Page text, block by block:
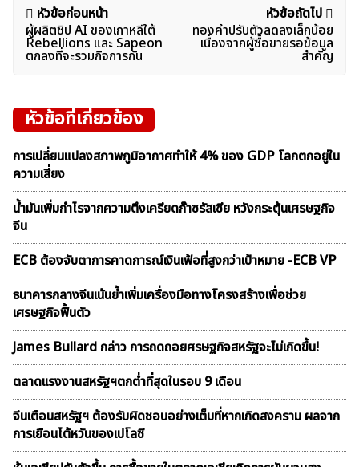
แนะแนว
เรื่อง
หัวข้อก่อนหน้า
ผู้ผลิตชิป AI ของเกาหลีใต้
Rebellions และ Sapeon
ตกลงที่จะรวมกิจการกัน
หัวข้อถัดไป
ทองคำปรับตัวลดลงเล็กน้อย
เนื่องจากผู้ซื้อขายรอข้อมูล
สำคัญ
หัวข้อที่เกี่ยวข้อง
การเปลี่ยนแปลงสภาพภูมิอากาศทำให้ 4% ของ GDP โลกตกอยู่ใน
ความเสี่ยง
น้ำมันเพิ่มกำไรจากความตึงเครียดก๊าซรัสเซีย หวังกระตุ้นเศรษฐกิจ
จีน
ECB ต้องจับตาการคาดการณ์เงินเฟ้อที่สูงกว่าเป้าหมาย -ECB VP
ธนาคารกลางจีนเน้นย้ำเพิ่มเครื่องมือทางโครงสร้างเพื่อช่วย
เศรษฐกิจฟื้นตัว
James Bullard กล่าว การถดถอยศรษฐกิจสหรัฐจะไม่เกิดขึ้น!
ตลาดเเรงงานสหรัฐฯตกต่ำที่สุดในรอบ 9 เดือน
จีนเตือนสหรัฐฯ ต้องรับผิดชอบอย่างเต็มที่หากเกิดสงคราม ผลจาก
การเยือนไต้หวันของเปโลซี